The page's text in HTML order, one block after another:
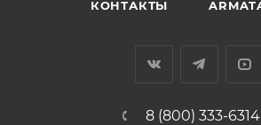
КОНТАКТЫ
8 (800) 333-6314